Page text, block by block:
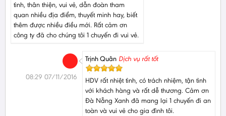
tình, thân thiện, vui vẻ, dẫn đoàn tham
quan nhiều địa điểm, thuyết minh hay, biết
thêm được nhiều điều mới. Rất cảm ơn
công ty đã cho chúng tôi 1 chuyến đi vui vẻ.
Trịnh Quân Dịch vụ rất tốt
HDV rất nhiệt tình, có trách nhiệm, tận tình
với khách hàng và rất dễ thương. Cảm ơn
Đà Nẵng Xanh đã mang lại 1 chuyến đi an
toàn và vui vẻ cho gia đình tôi.
08:29 07/11/2016